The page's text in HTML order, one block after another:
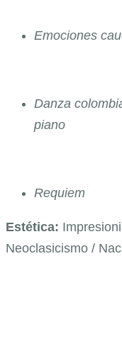
Emociones
Danza
piano
Requiem
Estética:
Neoclasicismo /